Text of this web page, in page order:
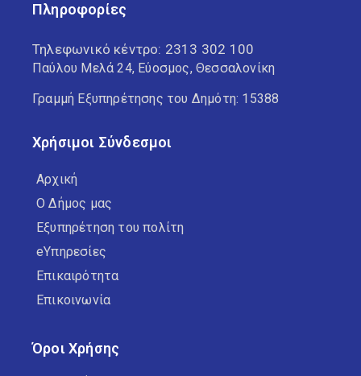
Πληροφορίες
Τηλεφωνικό κέντρο: 2313 302 100
Παύλου Μελά 24, Εύοσμος, Θεσσαλονίκη
Γραμμή Εξυπηρέτησης του Δημότη: 15388
Χρήσιμοι Σύνδεσμοι
Αρχική
Ο Δήμος μας
Εξυπηρέτηση του πολίτη
eΥπηρεσίες
Επικαιρότητα
Επικοινωνία
Όροι Χρήσης